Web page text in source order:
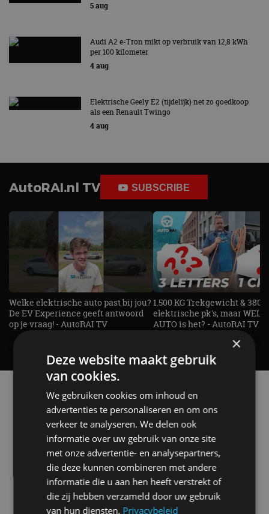
5 aug
Audi A2 e-Tron mikt op verbruik van 12,8 kWh
per 100 kilometer
4 aug
Elektrische Geely E2 (tijdelijk) net zo goedkoop
als een Renault Twingo
4 aug
AutoRAI.nl TV SUBSCRIBE
Welke elektrische auto past bij jou?
De EV Experience geeft antwoord
op je vraag! - AutoRAI TV
1.500 KG Trekgewicht & 380
elektrische pk's, maar
AUTO is het? - AutoRAI TV
Alle automerken
Selecteer een merk voor meer informatie, modellen
en alle nieuwsberichten
Abarth Aiways Alfa Romeo Alpine
×
Deze website maakt gebruik
van cookies.
We gebruiken cookies om inhoud en
advertenties te personaliseren en om ons
verkeer te analyseren. We delen ook
informatie over uw gebruik van onze site
met onze advertentie- en analysepartners,
die deze kunnen combineren met andere
informatie die u aan hen heeft verstrekt of
die zij hebben verzameld door uw gebruik
van hun diensten. Privacybeleid